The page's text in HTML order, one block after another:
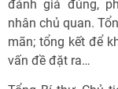
đánh giá đúng,
nhân chủ quan.
mãn; tổng kết để
vấn đề đặt ra…